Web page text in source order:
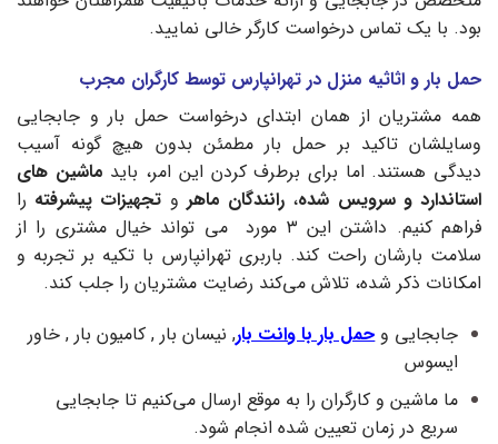
بود. با یک تماس درخواست کارگر خالی نمایید.
حمل بار و اثاثیه منزل در تهرانپارس توسط کارگران مجرب
همه مشتریان از همان ابتدای درخواست حمل بار و جابجایی
وسایلشان تاکید بر حمل بار مطمئن بدون هیچ گونه آسیب
دیدگی هستند. اما برای برطرف کردن این امر، باید ماشین‌ های
استاندارد و سرویس شده، رانندگان ماهر و تجهیزات پیشرفته را
فراهم کنیم. داشتن این ۳ مورد می تواند خیال مشتری را از
سلامت بارشان راحت کند. باربری تهرانپارس با تکیه بر تجربه و
امکانات ذکر شده، تلاش می‌کند رضایت مشتریان را جلب کند.
جابجایی وحمل بار با وانت بار, نیسان بار , کامیون بار , خاور
ایسوس
ما ماشین و کارگران را به‌ موقع ارسال می‌کنیم تا جابجایی
سریع در زمان تعیین‌ شده انجام شود.